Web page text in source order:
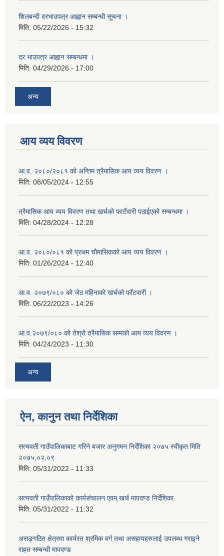
शिलबन्दी दरभाउपत्र आह्वान सम्बन्धी सूचना ।
मिति: 05/22/2026 - 15:32
दर भाउपत्र आह्वान सम्बन्धमा ।
मिति: 04/29/2026 - 17:00
अन्य
आय व्यय विवरण
आ.व. २०८०/२०८१ को अन्तिम त्रैमासिक आय व्यय विवरण ।
मिति: 08/05/2024 - 12:55
त्रैमासिक आय व्यय विवरण तथा खर्चको फाटँवारी पठाईएको सम्बन्धमा ।
मिति: 04/28/2024 - 12:28
आ.व. २०८०/०८१ को प्रथम चौमासिकको आय व्यय विवरण ।
मिति: 01/26/2024 - 12:40
आ.व. २०७९/०८० को जेठ महिनाको खर्चको फाँटवारी ।
मिति: 06/22/2023 - 14:26
आ.व.२०७९/०८० को तेश्रो त्रैमासिक सम्मको आय व्यय विवरण ।
मिति: 04/24/2023 - 11:30
अन्य
ऐन, कानुन तथा निर्देशिका
सत्यवती गाउँपालिकाबाट गरिने बजार अनुगमन निर्देशिका २०७५ स्वीकृत मिति
२०७५,०२,०९
मिति: 05/31/2022 - 11:33
सत्यवती गाउँपालिकाको कार्यसंचालन एवम् खर्च मापदण्ड निर्देशिका
मिति: 05/31/2022 - 11:32
असङ्गठित क्षेत्रमा कार्यरत श्रमिक वर्ग तथा असहायहरुलाई उपलब्ध गराइने
राहत सम्बन्धी मापदण्ड